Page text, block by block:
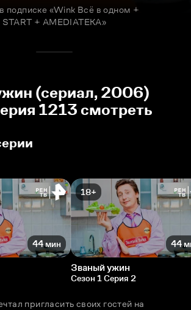
подписке «Wink Всё в одном +
START + AMEDIATEKA»
(сериал, 2006)
1213 смотреть
44 мин
18+
44
Званый ужин
Сезон 1 Серия 2
пригласить своих гостей на